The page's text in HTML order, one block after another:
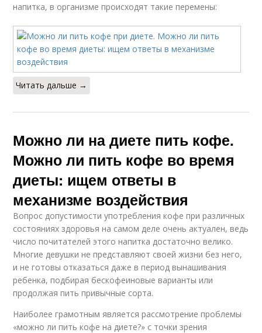
напитка, в организме происходят такие перемены:
Читать дальше →
Можно ли на диете пить кофе.
Можно ли пить кофе во время
диеты: ищем ответы в
механизме воздействия
Вопрос допустимости употребления кофе при различных
состояниях здоровья на самом деле очень актуален, ведь
число почитателей этого напитка достаточно велико.
Многие девушки не представляют своей жизни без него,
и не готовы отказаться даже в период вынашивания
ребенка, подбирая бескофеиновые варианты или
продолжая пить привычные сорта.
Наиболее грамотным является рассмотрение проблемы
«можно ли пить кофе на диете?» с точки зрения